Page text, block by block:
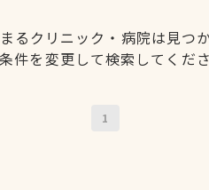
るクリニック・病院は見つ
件を変更して検索してくださ
1